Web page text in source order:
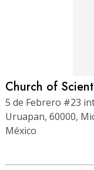
Church of
5 de Febrero #23
Uruapan, 60000,
México